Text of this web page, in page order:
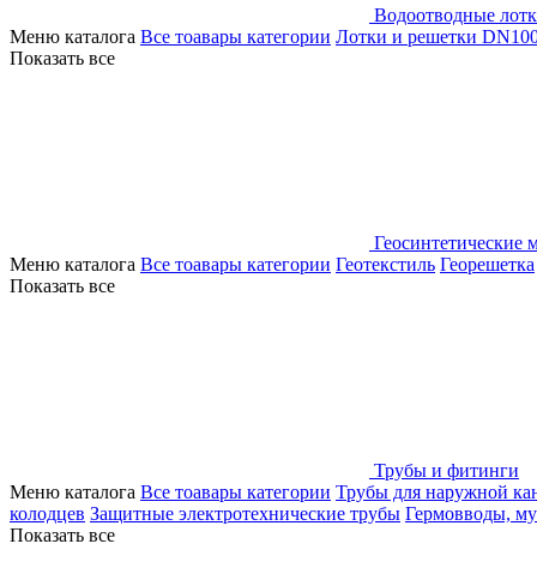
Водоотводные
Меню каталога Все тоавары категории Лотки и решетки
Показать все
Геосинтетические
Меню каталога Все тоавары категории Геотекстиль Георешетка
Показать все
Трубы и фитинги
Меню каталога Все тоавары категории Трубы для наружной
колодцев Защитные электротехнические трубы Гермовводы,
Показать все